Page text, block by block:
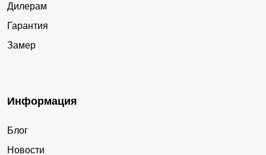
Дилерам
Гарантия
Замер
Информация
Блог
Новости